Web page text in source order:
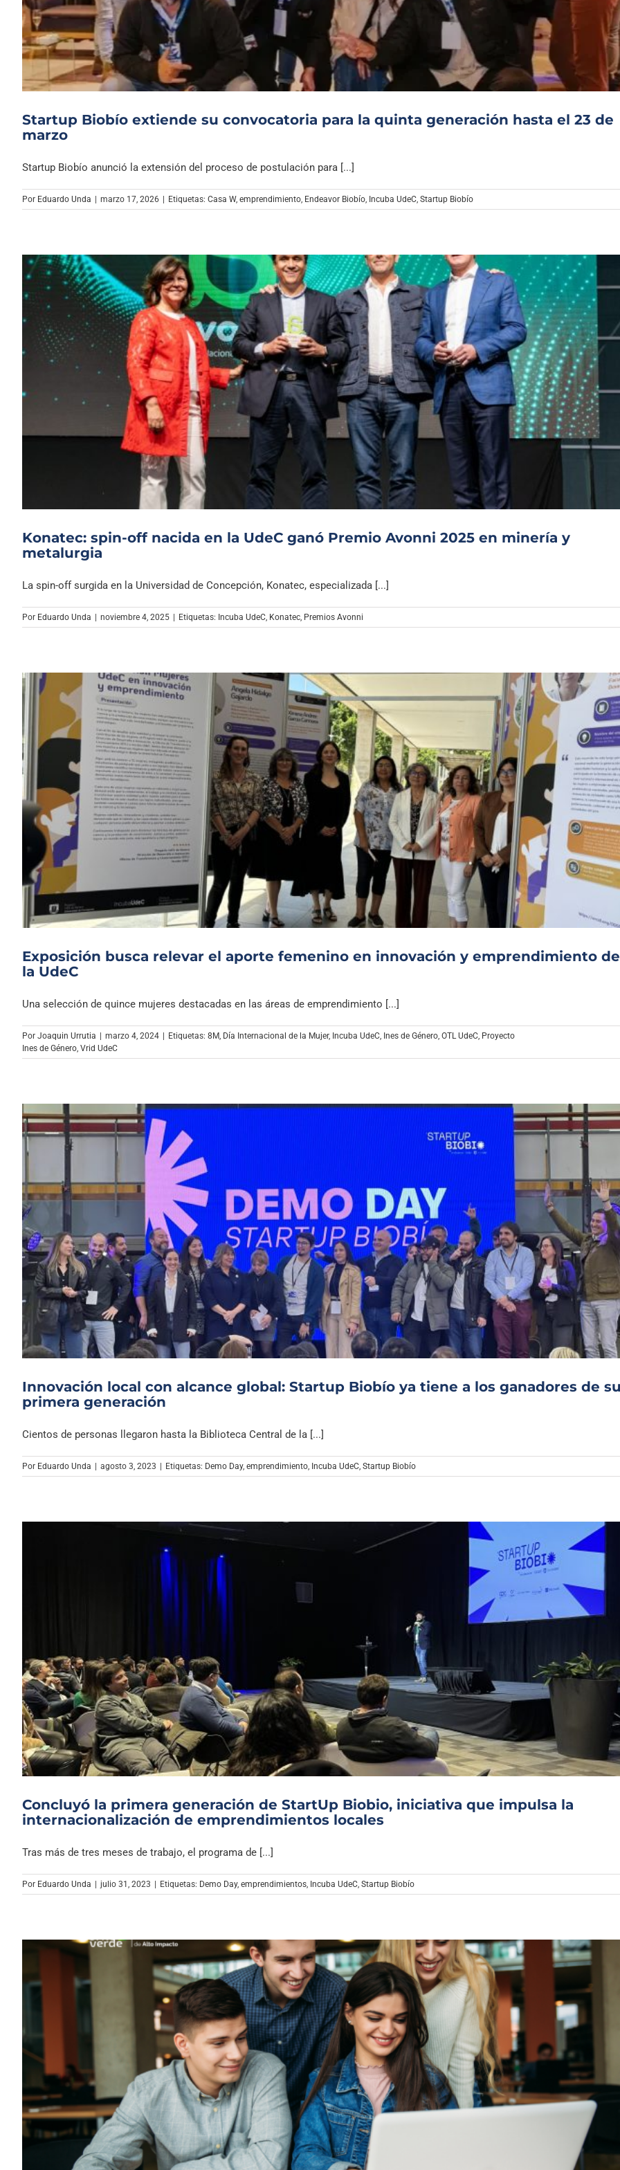
Archivo Sonoro
Startup Biobío extiende su convocatoria para la quinta generación hasta el 23 de
marzo
Startup Biobío anunció la extensión del proceso de postulación para [...]
Por Eduardo Unda marzo 17, 2026 Etiquetas: Casa W, emprendimiento, Endeavor Biobío, Incuba UdeC, Startup Biobío
Konatec: spin-off nacida en la UdeC ganó Premio Avonni 2025 en minería y
metalurgia
La spin-off surgida en la Universidad de Concepción, Konatec, especializada [...]
Por Eduardo Unda noviembre 4, 2025 Etiquetas: Incuba UdeC, Konatec, Premios Avonni
Exposición busca relevar el aporte femenino en innovación y emprendimiento
la UdeC
Una selección de quince mujeres destacadas en las áreas de emprendimiento [...]
Por Joaquin Urrutia | marzo 4, 2024 | Etiquetas: 8M Día Internacional de la Mujer, Incuba UdeC Ines de Género OTL UdeC Proyecto
Ines de Género Vrid UdeC
Innovación local con alcance global: Startup Biobío ya tiene a los ganadores de
primera generación
Cientos de personas llegaron hasta la Biblioteca Central de la [...]
Por Eduardo Unda | agosto 3, 2023 | Etiquetas: Demo Day, emprendimiento Incuba UdeC Startup Biobío
Concluyó la primera generación de StartUp Biobio, iniciativa que impulsa la
internacionalización de emprendimientos locales
Tras más de tres meses de trabajo, el programa de [...]
Por Eduardo Unda julio 31, 2023 Etiquetas: Demo Day, emprendimientos, Incuba UdeC, Startup Biobío